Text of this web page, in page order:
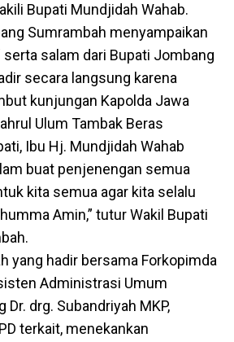
Bupati Mundjidah Wahab.
Sumrambah menyampaikan
salam dari Bupati Jombang
secara langsung karena
kunjungan Kapolda Jawa
Ulum Tambak Beras
Ibu Hj. Mundjidah Wahab
buat penjenengan semua
kita semua agar kita selalu
Amin,” tutur Wakil Bupati
yang hadir bersama Forkopimda
Administrasi Umum
drg. Subandriyah MKP,
terkait, menekankan